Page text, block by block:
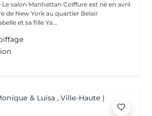
Le salon Manhattan Coiffure est né en avril
de New York au quartier Belair
et sa fille Ya...